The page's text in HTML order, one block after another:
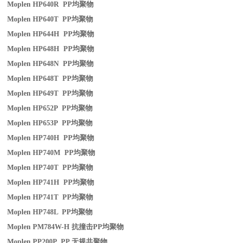
Moplen HP640R PP均聚物
Moplen HP640T PP均聚物
Moplen HP644H PP均聚物
Moplen HP648H PP均聚物
Moplen HP648N PP均聚物
Moplen HP648T PP均聚物
Moplen HP649T PP均聚物
Moplen HP652P PP均聚物
Moplen HP653P PP均聚物
Moplen HP740H PP均聚物
Moplen HP740M PP均聚物
Moplen HP740T PP均聚物
Moplen HP741H PP均聚物
Moplen HP741T PP均聚物
Moplen HP748L PP均聚物
Moplen PM784W-H抗撞击PP均聚物